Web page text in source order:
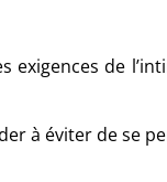
de
à éviter de se